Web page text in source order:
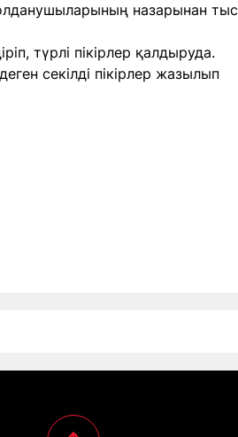
назарынан тыс
түрлі пікірлер қалдыруда.
секілді пікірлер жазылып